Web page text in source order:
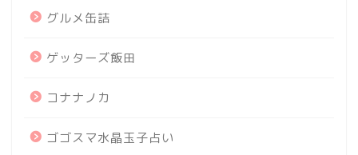
グルメ缶詰
ゲッターズ飯田
コナナノカ
ゴゴスマ水晶玉子占い